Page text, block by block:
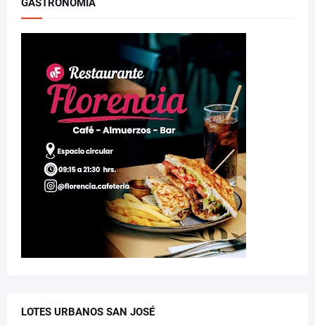
GASTRONOMÍA
LOTES URBANOS SAN JOSÉ